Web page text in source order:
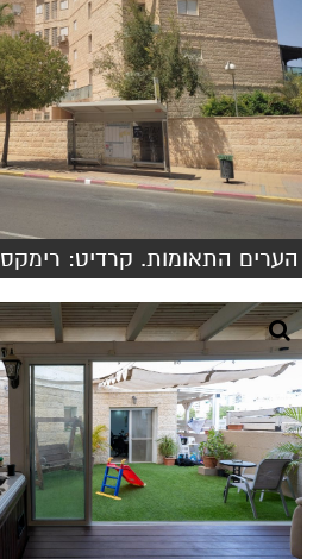
הערים התאומות. קרדיט: רימקס